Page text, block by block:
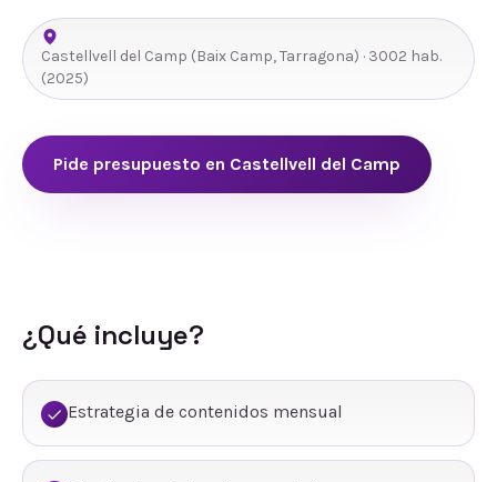
Castellvell del Camp (Baix Camp,Tarragona) · 3002 hab.
(2025)
Pide presupuesto en Castellvell del Camp
¿Qué incluye?
Estrategia de contenidos mensual